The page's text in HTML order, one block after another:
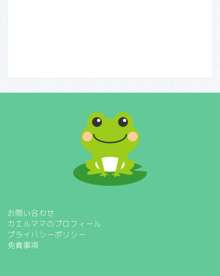
お問い合わせ
カエルママのプロフィール
プライバシーポリシー
免責事項